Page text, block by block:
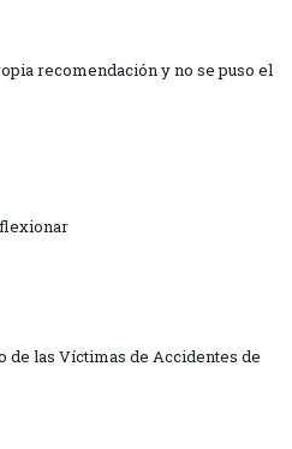
recomendación y no se puso el
de las Víctimas de Accidentes de